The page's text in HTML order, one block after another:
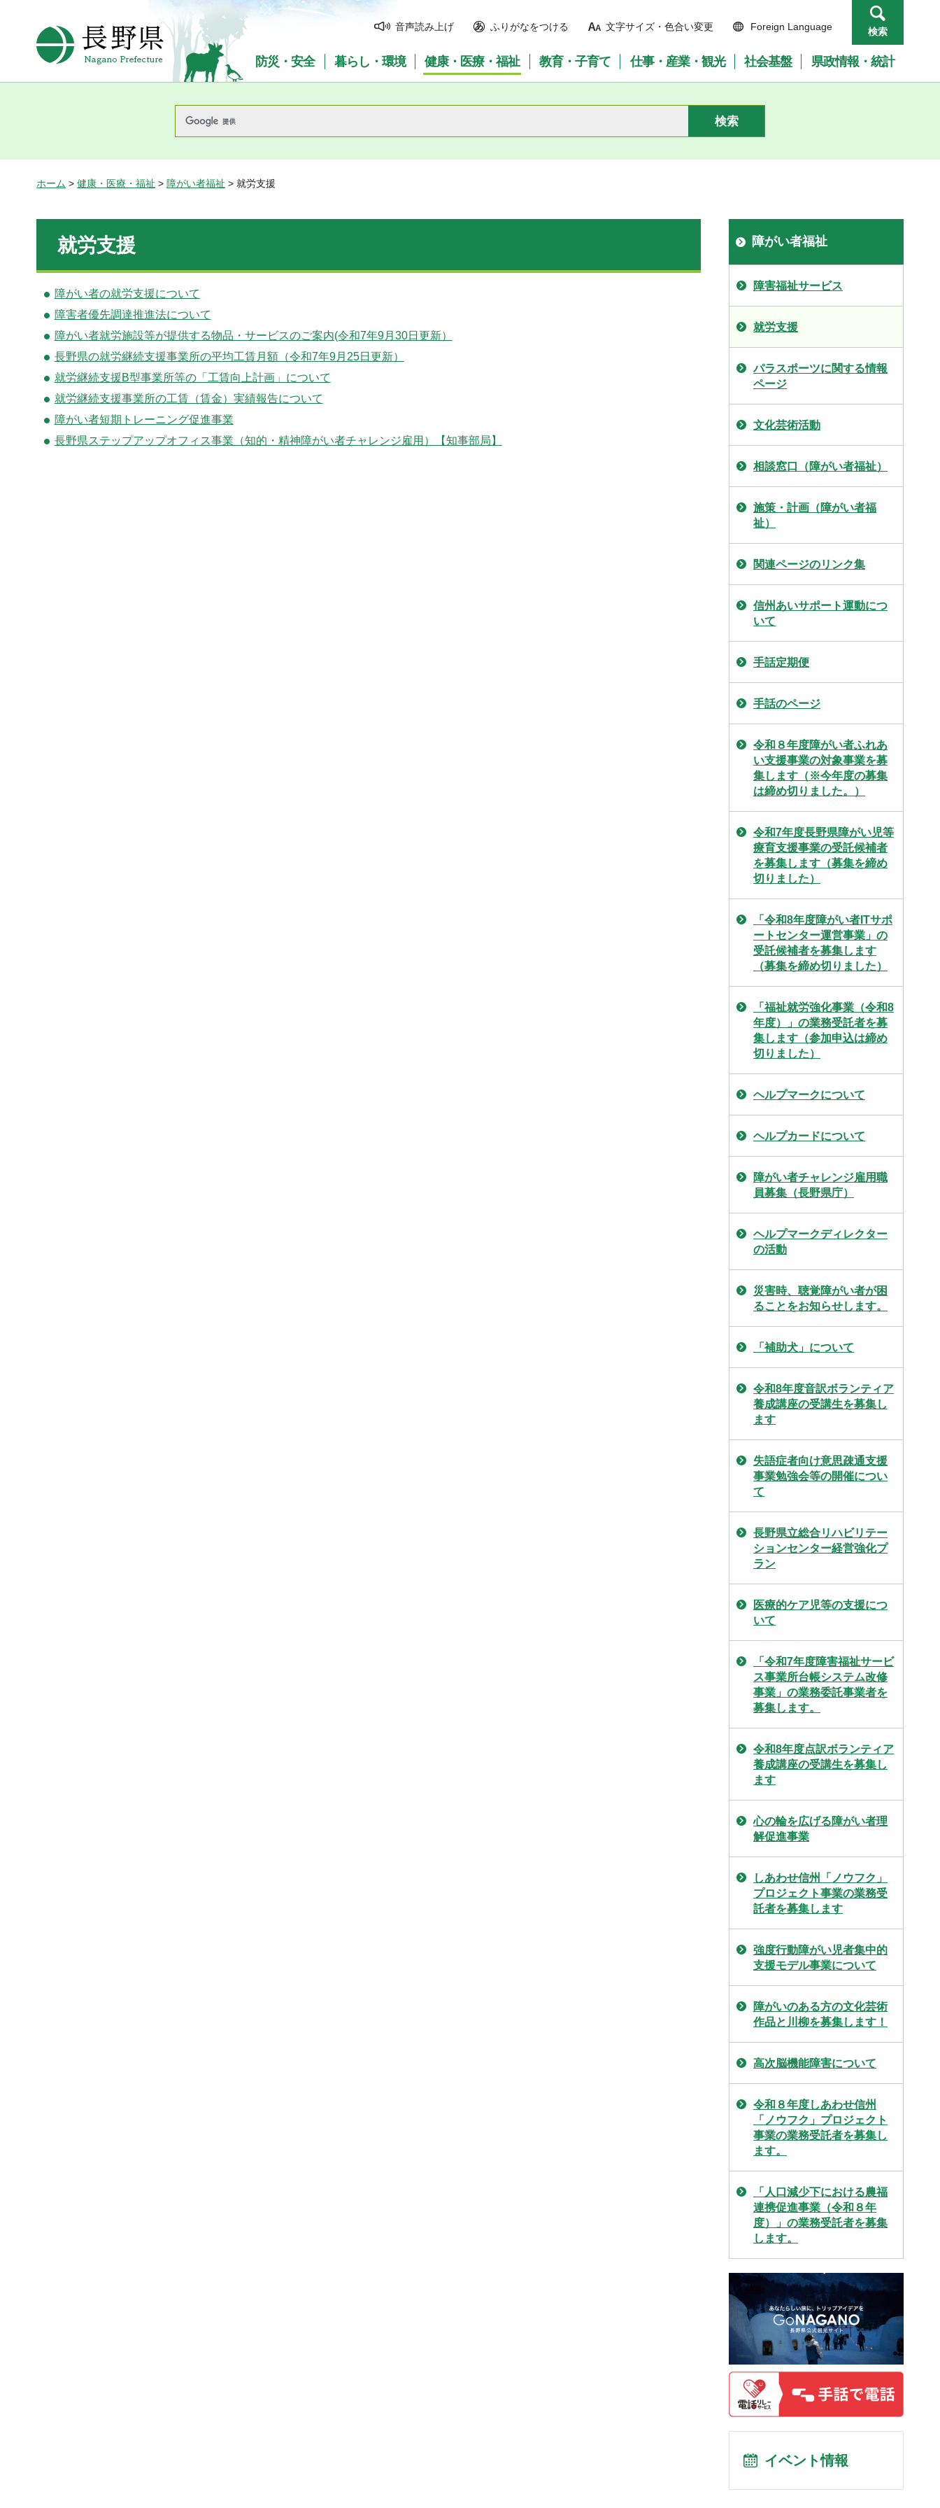
長野県Nagano Prefecture
音声読み上げ ふりがなをつける 文字サイズ・色合い変更 Foreign Language 検索
防災・安全 暮らし・環境 健康・医療・福祉 教育・子育て 仕事・産業・観光 社会基盤 県政情報・統計
ホーム > 健康・医療・福祉 > 障がい者福祉 > 就労支援
就労支援
障がい者の就労支援について
障害者優先調達推進法について
障がい者就労施設等が提供する物品・サービスのご案内(令和7年9月30日更新）
長野県の就労継続支援事業所の平均工賃月額（令和7年9月25日更新）
就労継続支援B型事業所等の「工賃向上計画」について
就労継続支援事業所の工賃（賃金）実績報告について
障がい者短期トレーニング促進事業
長野県ステップアップオフィス事業（知的・精神障がい者チャレンジ雇用）【知事部局】
障がい者福祉
障害福祉サービス
就労支援
パラスポーツに関する情報
ページ
文化芸術活動
相談窓口（障がい者福祉）
施策・計画（障がい者福
祉）
関連ページのリンク集
信州あいサポート運動につ
いて
手話定期便
手話のページ
令和８年度障がい者ふれあ
い支援事業の対象事業を募
集します（※今年度の募集
は締め切りました。）
令和7年度長野県障がい児等
療育支援事業の受託候補者
を募集します（募集を締め
切りました）
「令和8年度障がい者ITサポ
ートセンター運営事業」の
受託候補者を募集します
（募集を締め切りました）
「福祉就労強化事業（令和8
年度）」の業務受託者を募
集します（参加申込は締め
切りました）
ヘルプマークについて
ヘルプカードについて
障がい者チャレンジ雇用職
員募集（長野県庁）
ヘルプマークディレクター
の活動
災害時、聴覚障がい者が困
ることをお知らせします。
「補助犬」について
令和8年度音訳ボランティア
養成講座の受講生を募集し
ます
失語症者向け意思疎通支援
事業勉強会等の開催につい
て
長野県立総合リハビリテー
ションセンター経営強化プ
ラン
医療的ケア児等の支援につ
いて
「令和7年度障害福祉サービ
ス事業所台帳システム改修
事業」の業務委託事業者を
募集します。
令和8年度点訳ボランティア
養成講座の受講生を募集し
ます
心の輪を広げる障がい者理
解促進事業
しあわせ信州「ノウフク」
プロジェクト事業の業務受
託者を募集します
強度行動障がい児者集中的
支援モデル事業について
障がいのある方の文化芸術
作品と川柳を募集します！
高次脳機能障害について
令和８年度しあわせ信州
「ノウフク」プロジェクト
事業の業務受託者を募集し
ます。
「人口減少下における農福
連携促進事業（令和８年
度）」の業務受託者を募集
します。
イベント情報